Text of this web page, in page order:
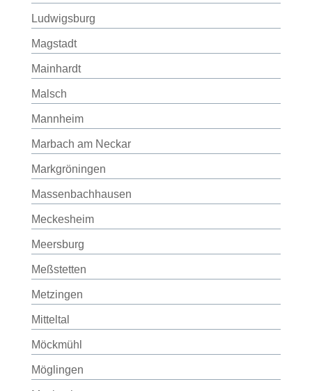
Ludwigsburg
Magstadt
Mainhardt
Malsch
Mannheim
Marbach am Neckar
Markgröningen
Massenbachhausen
Meckesheim
Meersburg
Meßstetten
Metzingen
Mitteltal
Möckmühl
Möglingen